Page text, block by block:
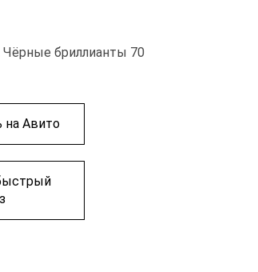
бриллианты 70
на Авито